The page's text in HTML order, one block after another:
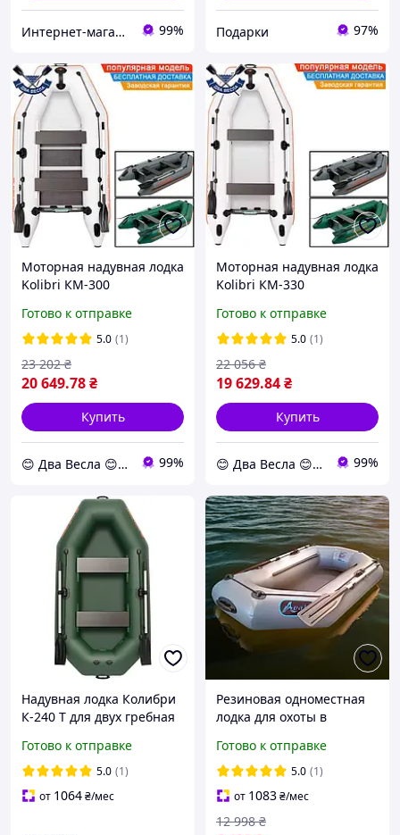
Интернет-магазин "ЧАЙКА" - качественные товары для быта, спорта, отдыха и туризма. 99% Подарки 97%
Моторная надувная лодка
Kolibri КМ-300
ковриком, баллон 42
Готово к отправке
5.0 (1)
20 649.78₴
23 202 ₴
Купить
😊 Два Весла 😊 dvavesla.com.ua 99%
Моторная надувная лодка
Kolibri КМ-330
настила
Готово к отправке
5.0 (1)
19 629.84₴
22 056 ₴
Купить
😊 Два Весла 😊 dvavesla.com.ua 99%
Надувная лодка Колибри
К-240 Т для двух гребная
максимальная мощность
2.5 л.с.
Готово к отправке
5.0 (1)
от 1064₴/мес
Резиновая одноместная
лодка для охоты в
гребная надувная лодка
из пвх для сплава и
рыбалки
Готово к отправке
5.0 (1)
от 1083₴/мес
12 998 ₴